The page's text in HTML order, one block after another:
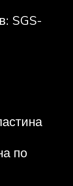
SGS-
по